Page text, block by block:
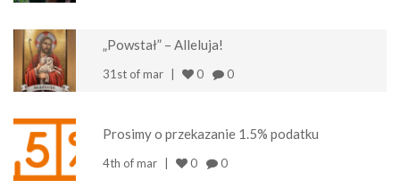
„Powstał” – Alleluja!
31st of mar 0 0
Prosimy o przekazanie 1.5% podatku
4th of mar 0 0